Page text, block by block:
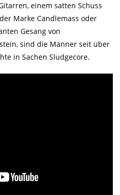
einem satten Schuss
Marke Candlemass oder
Gesang von
sind die Männer seit über
in Sachen Sludgecore.